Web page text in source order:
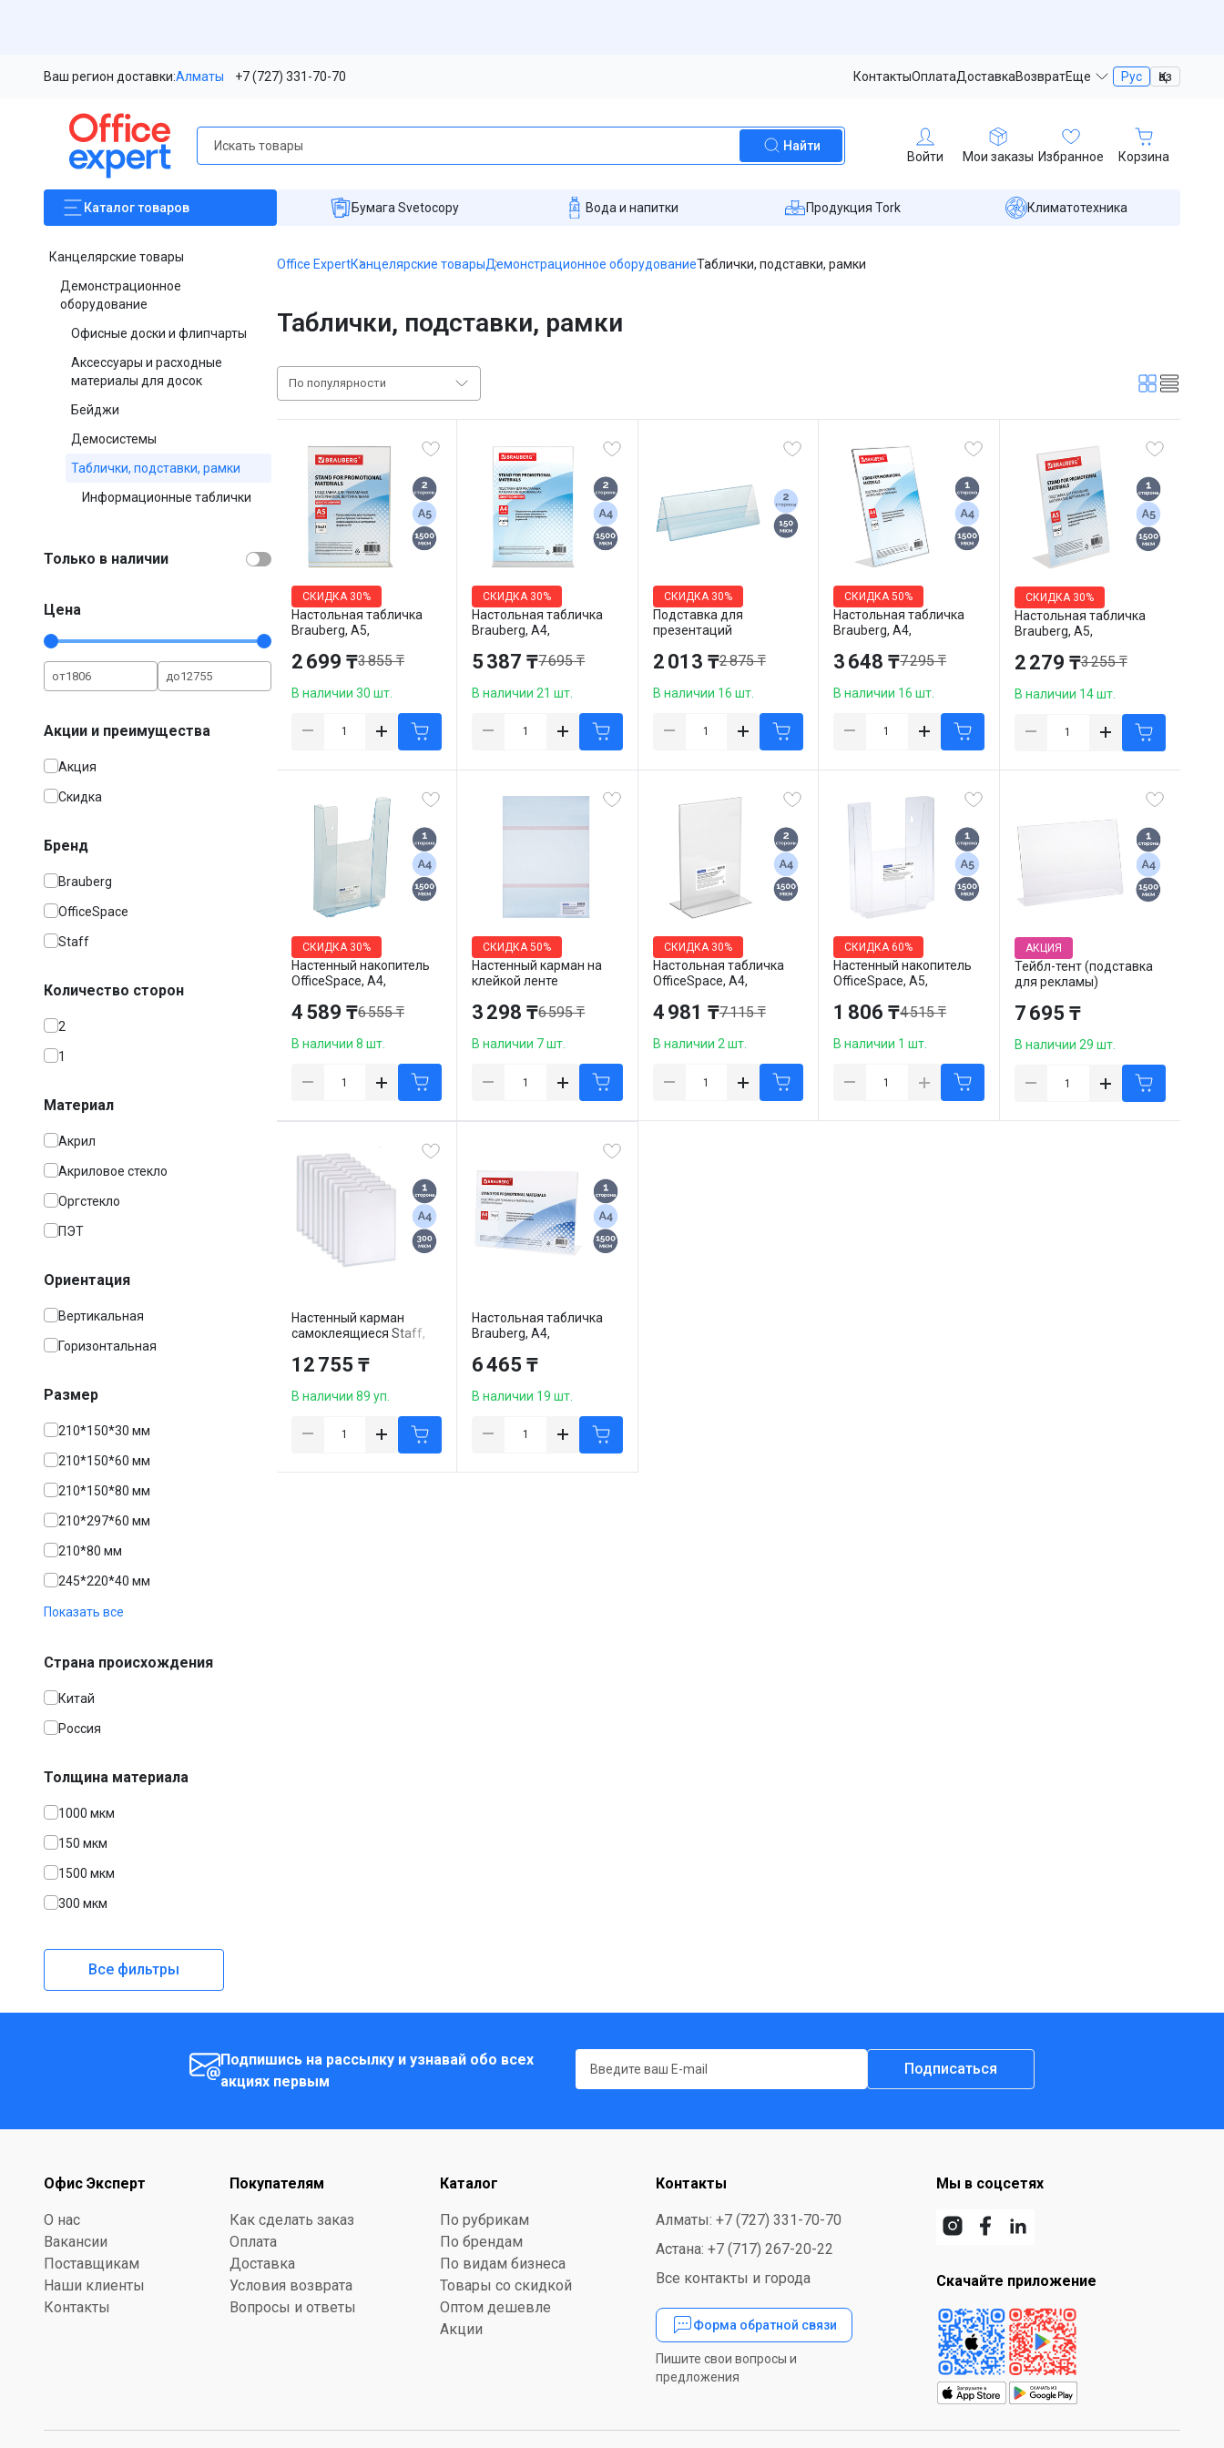
Ваш регион доставки:Алматы +7 (727) 331-70-70 КонтактыОплатаДоставкаВозвратЕще Рус Қаз
Найти
Войти Мои заказы Избранное Корзина
Каталогтоваров Бумага Svetocopy Вода и напитки Продукция Tork Климатотехника
Канцелярские товары
Демонстрационное
оборудование
Офисные доски и флипчарты
Аксессуары и расходные
материалы для досок
Бейджи
Демосистемы
Таблички, подставки, рамки
Информационные таблички
Только в наличии
Цена
от до
Акции и преимущества
Акция
Скидка
Бренд
Brauberg
OfficeSpace
Staff
Количество сторон
2
1
Материал
Акрил
Акриловое стекло
Оргстекло
ПЭТ
Ориентация
Вертикальная
Горизонтальная
Размер
210*150*30 мм
210*150*60 мм
210*150*80 мм
210*297*60 мм
210*80 мм
245*220*40 мм
Показать все
Страна происхождения
Китай
Россия
Толщина материала
1000 мкм
150 мкм
1500 мкм
300 мкм
Все фильтры
Office ExpertКанцелярские товарыДемонстрационное оборудованиеТаблички, подставки, рамки
Таблички, подставки, рамки
По популярности
Настольная табличка
Brauberg, А5,
двусторонняя
СКИДКА 30%
2 699 ₸3 855 ₸
В наличии 30 шт.
Настольная табличка
Brauberg, А4,
двусторонняя
СКИДКА 30%
5 387 ₸7 695 ₸
В наличии 21 шт.
Подставка для
презентаций
210*80 мм,
двухсторонняя
СКИДКА 30%
2 013 ₸2 875 ₸
В наличии 16 шт.
Настольная табличка
Brauberg, А4,
односторонняя
СКИДКА 50%
3 648 ₸7 295 ₸
В наличии 16 шт.
Настольная табличка
Brauberg, А5,
односторонняя
СКИДКА 30%
2 279 ₸3 255 ₸
В наличии 14 шт.
Настенный накопитель
OfficeSpace, А4,
односторонний
СКИДКА 30%
4 589 ₸6 555 ₸
В наличии 8 шт.
Настенный карман на
клейкой ленте
вертикальный
СКИДКА 50%
3 298 ₸6 595 ₸
В наличии 7 шт.
Настольная табличка
OfficeSpace, А4,
двухсторонняя
СКИДКА 30%
4 981 ₸7 115 ₸
В наличии 2 шт.
Настенный накопитель
OfficeSpace, А5,
СКИДКА 60%
1 806 ₸4 515 ₸
В наличии 1 шт.
Тейбл-тент (подставка
для рекламы)
горизонтальный,
АКЦИЯ
7 695 ₸
В наличии 29 шт.
Настенный карман
самоклеящиеся Staff,
12 755 ₸
В наличии 89 уп.
Настольная табличка
Brauberg, А4,
односторонняя
6 465 ₸
В наличии 19 шт.
Подпишись на рассылку и узнавай обо всех
акциях первым
Подписаться
Офис Эксперт
О нас
Вакансии
Поставщикам
Наши клиенты
Контакты
Покупателям
Как сделать заказ
Оплата
Доставка
Условия возврата
Вопросы и ответы
Каталог
По рубрикам
По брендам
По видам бизнеса
Товары со скидкой
Оптом дешевле
Акции
Контакты
Алматы: +7 (727) 331-70-70
Астана: +7 (717) 267-20-22
Все контакты и города
Форма обратной связи
Пишите свои вопросы и
предложения
Мы в соцсетях
Скачайте приложение